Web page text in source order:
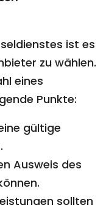
ist es
zu wählen.
eines
Punkte:
gültige
Ausweis des
sollten